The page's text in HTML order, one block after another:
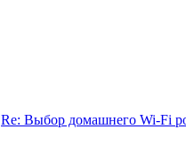
Re: Выбор домашнего Wi-Fi